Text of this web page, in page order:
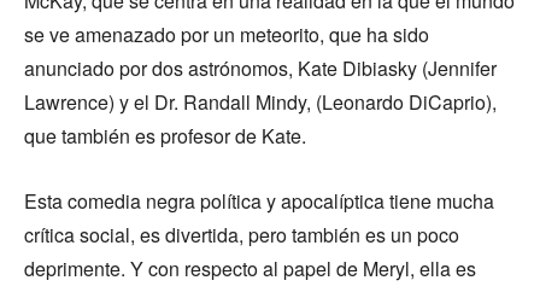
se ve amenazado por un meteorito, que ha sido
anunciado por dos astrónomos, Kate Dibiasky (Jennifer
Lawrence) y el Dr. Randall Mindy, (Leonardo DiCaprio),
que también es profesor de Kate.
Esta comedia negra política y apocalíptica tiene mucha
crítica social, es divertida, pero también es un poco
deprimente. Y con respecto al papel de Meryl, ella es